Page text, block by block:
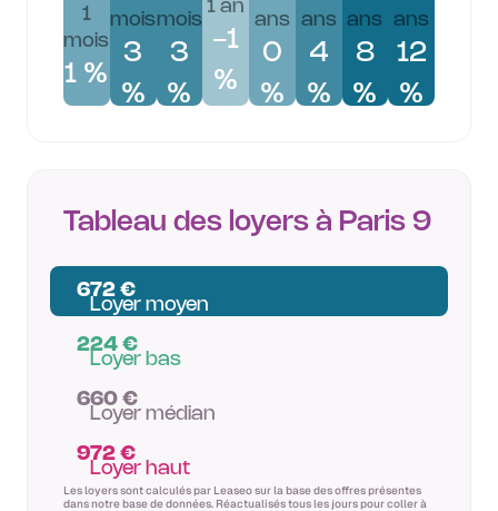
1
mois
1 %
mois
3
%
mois
3
%
1 an
-1
%
ans
0
%
ans
4
%
ans
8
%
ans
12
%
Tableau des loyers à Paris 9
672 €
Loyer moyen
224 €
Loyer bas
660 €
Loyer médian
972 €
Loyer haut
Les loyers sont calculés par Leaseo sur la base des offres présentes
dans notre base de données. Réactualisés tous les jours pour coller à